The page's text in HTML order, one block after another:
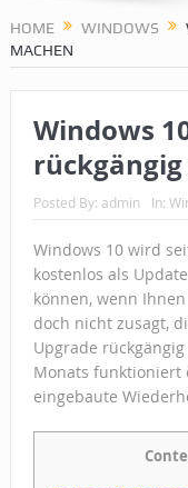
HOME WINDOWS
MACHEN
Windows
Posted By: admin In:
Windows 10 wird
kostenlos als
können, wenn
doch nicht zusagt,
Upgrade
Monats funktioniert
eingebaute